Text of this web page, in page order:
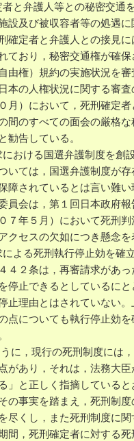
者と弁護人等との秘密交通
設及び被収容者等の処遇
確定者と弁護人との接見
ており，秘密交通権が確保
由権）規約の実施状況を
本の人権状況に関する審査
月）において，死刑確定
間のすべての面会の厳格
勧告している。
おける国選弁護制度を創
いては，国選弁護制度が
障されているとは言い難
員会は，第１回日本政府
７年５月）において死刑
クセスの欠如につき懸念を
よる死刑執行停止効を確
４２条は，再審請求があ
停止できるとしているに
止理由とはされていない
点についても執行停止効
に，現行の死刑制度には
があり，それは，法務大
」と正しく指摘している
の事実を踏まえ，死刑制度
尽くし，また死刑制度に関
間，死刑確定者に対する